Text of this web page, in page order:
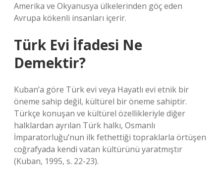
Amerika ve Okyanusya ülkelerinden göç eden
Avrupa kökenli insanları içerir.
Türk Evi İfadesi Ne
Demektir?
Kuban’a göre Türk evi veya Hayatlı evi etnik bir
öneme sahip değil, kültürel bir öneme sahiptir.
Türkçe konuşan ve kültürel özellikleriyle diğer
halklardan ayrılan Türk halkı, Osmanlı
İmparatorluğu’nun ilk fethettiği topraklarla örtüşen
coğrafyada kendi vatan kültürünü yaratmıştır
(Kuban, 1995, s. 22-23).